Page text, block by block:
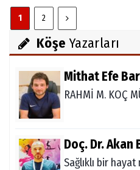
1 2
Köşe Yazarları
Julia
TULPENZEİT İN
Mithat Efe
RAHMİ M. KOÇ
Doç. Dr.
Sağlıklı bir hayat